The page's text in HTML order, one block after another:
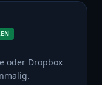
oder Dropbox